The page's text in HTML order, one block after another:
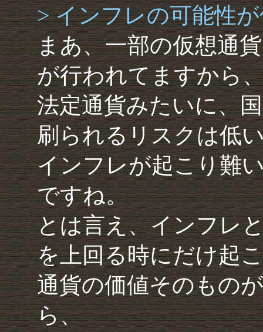
> インフレの可能性
まあ、一部の仮想通
が行われてますから
法定通貨みたいに、
刷られるリスクは低
インフレが起こり難
ですね。
とは言え、インフレ
を上回る時にだけ起
通貨の価値そのもの
ら、